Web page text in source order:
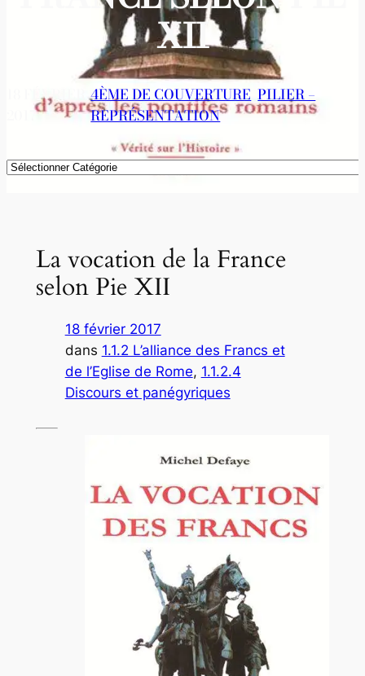
XII
18 FÉVRIER
2017
4ÈME DE COUVERTURE , PILIER –
REPRÉSENTATION
Catégories
La vocation de la France
selon Pie XII
18 février 2017
dans 1.1.2 L’alliance des Francs et
de l’Eglise de Rome, 1.1.2.4
Discours et panégyriques